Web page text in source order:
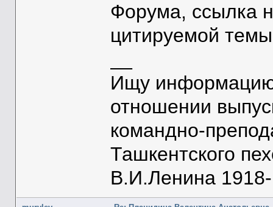
Форума, ссылка
цитируемой
Ищу информацию
отношении
командно-
Ташкентского
В.И.Ленина 1918-